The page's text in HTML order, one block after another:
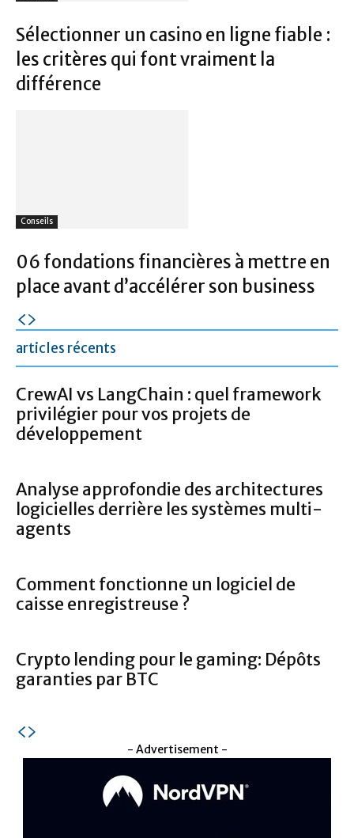
Sélectionner un casino en ligne fiable :
les critères qui font vraiment la
différence
Conseils
06 fondations financières à mettre en
place avant d’accélérer son business
articles récents
CrewAI vs LangChain : quel framework
privilégier pour vos projets de
développement
Analyse approfondie des architectures
logicielles derrière les systèmes multi-
agents
Comment fonctionne un logiciel de
caisse enregistreuse ?
Crypto lending pour le gaming: Dépôts
garanties par BTC
- Advertisement -